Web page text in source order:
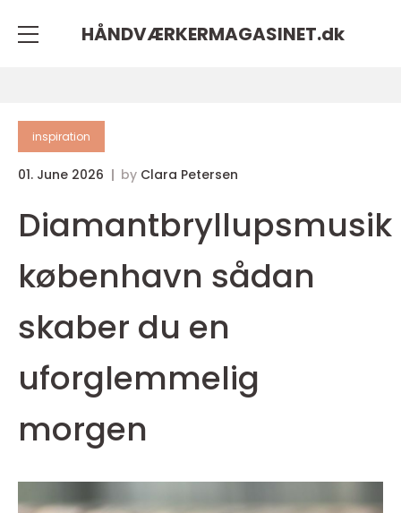
HÅNDVÆRKERMAGASINET.dk
inspiration
01. June 2026 by Clara Petersen
Diamantbryllupsmusik
københavn sådan
skaber du en
uforglemmelig
morgen